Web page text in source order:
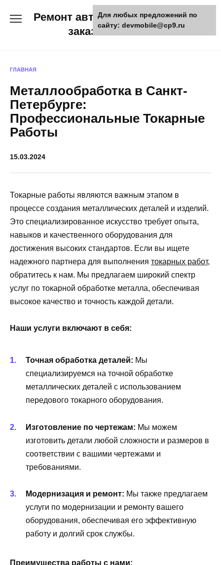
Ремонт авто и мото техники,
заказ запчастей
ГЛАВНАЯ
Металлообработка в Санкт-
Петербурге:
Профессиональные Токарные
Работы
15.03.2024
Токарные работы являются важным этапом в
процессе создания металлических деталей и изделий.
Это специализированное искусство требует опыта,
навыков и качественного оборудования для
достижения высоких стандартов. Если вы ищете
надежного партнера для выполнения токарных работ,
обратитесь к нам. Мы предлагаем широкий спектр
услуг по токарной обработке металла, обеспечивая
высокое качество и точность каждой детали.
Наши услуги включают в себя:
Точная обработка деталей: Мы
специализируемся на точной обработке
металлических деталей с использованием
передового токарного оборудования.
Изготовление по чертежам: Мы можем
изготовить детали любой сложности и размеров в
соответствии с вашими чертежами и
требованиями.
Модернизация и ремонт: Мы также предлагаем
услуги по модернизации и ремонту вашего
оборудования, обеспечивая его эффективную
работу и долгий срок службы.
Преимущества работы с нами:
Для любых предложений по
сайту: devmobile@cp9.ru